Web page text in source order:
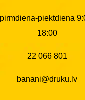
pirmdiena-piektdiena
18:00
22 066 801
banani@druku.lv